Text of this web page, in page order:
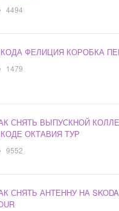
4494
ФЕЛИЦИЯ КОРОБКА
1479
СНЯТЬ ВЫПУСКНОЙ
ОКТАВИЯ ТУР
9552
СНЯТЬ АНТЕННУ НА SKODA